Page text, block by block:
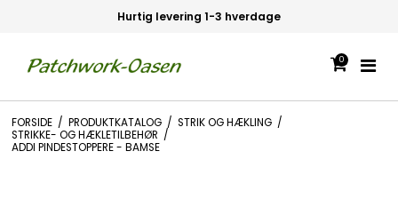
Hurtig levering 1-3 hverdage
0
FORSIDE / PRODUKTKATALOG / STRIK OG HÆKLING /
STRIKKE- OG HÆKLETILBEHØR /
ADDI PINDESTOPPERE - BAMSE